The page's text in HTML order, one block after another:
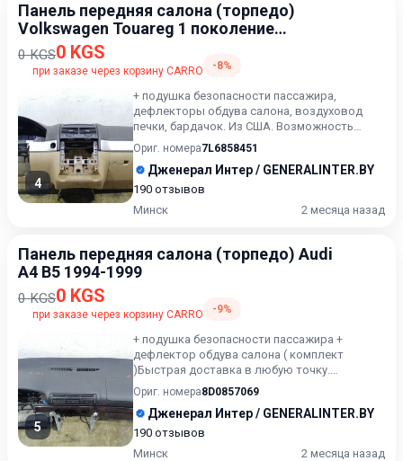
Панель передняя салона (торпедо)
Volkswagen Touareg 1 поколение
[рестайлинг] 2006-2010
0 KGS0 KGS
при заказе через корзину CARRO -8%
4
+ подушка безопасности пассажира,
дефлекторы обдува салона, воздуховод
печки, бардачок. Из США. Возможность
расчёта карточкой. Оперативная д...
Ориг. номера7L6858451
Дженерал Интер / GENERALINTER.BY
190 отзывов
Минск
2 месяца назад
Панель передняя салона (торпедо) Audi
A4 B5 1994-1999
0 KGS0 KGS
при заказе через корзину CARRO -9%
5
+ подушка безопасности пассажира +
дефлектор обдува салона ( комплект
)Быстрая доставка в любую точку.
Возможность расчета карточкой. Расср...
Ориг. номера8D0857069
Дженерал Интер / GENERALINTER.BY
190 отзывов
Минск
2 месяца назад